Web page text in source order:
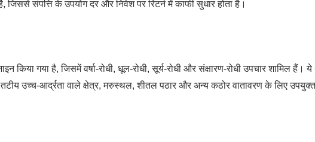
संपत्ति के उपयोग दर और निवेश पर रिटर्न में काफी सुधार होता है।
गया है, जिसमें वर्षा-रोधी, धूल-रोधी, सूर्य-रोधी और संक्षारण-रोधी उपचार शामिल
उच्च-आर्द्रता वाले क्षेत्र, मरुस्थल, शीतल पठार और अन्य कठोर वातावरण के लिए